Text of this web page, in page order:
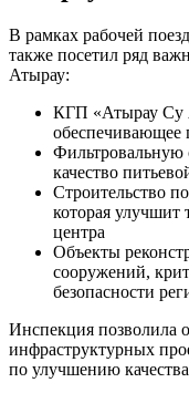
В рамках рабочей
также посетил ряд
Атырау:
КГП «Атырау Су
обеспечивающее
Фильтровальную
качество
Строительство
которая улучшит
центра
Объекты
сооружений,
безопасности
Инспекция позволила
инфраструктурных
по улучшению